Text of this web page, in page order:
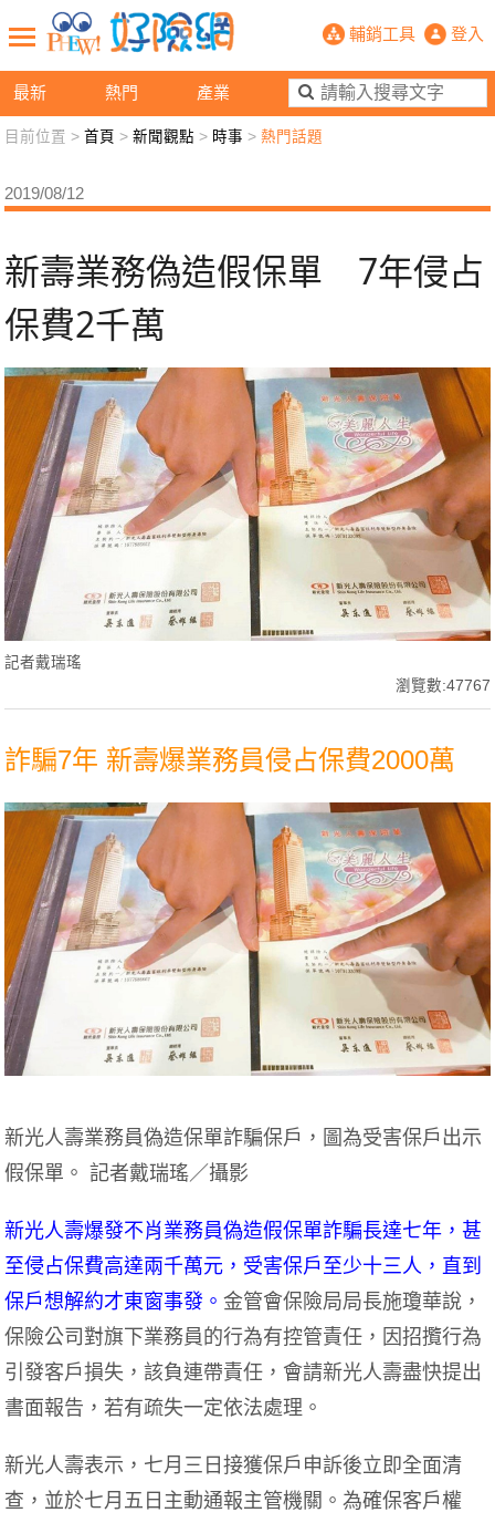
最新 熱門 產業
新壽業務偽造假保單 7年侵占保
輔銷工具 登入
新聞觀點 業務交流 好險懂生活
退休先準備 好險學堂 輔銷工具 活動專區
目前位置 >首頁 >新聞觀點 > 時事 >熱門話題
2019/08/12
新壽業務偽造假保單 7年侵占
保費2千萬
記者戴瑞瑤
瀏覽數:47767
詐騙7年 新壽爆業務員侵占保費2000萬
新光人壽業務員偽造保單詐騙保戶，圖為受害保戶出示
假保單。 記者戴瑞瑤／攝影
新光人壽爆發不肖業務員偽造假保單詐騙長達七年，甚
至侵占保費高達兩千萬元，受害保戶至少十三人，直到
保戶想解約才東窗事發。金管會保險局局長施瓊華說，
保險公司對旗下業務員的行為有控管責任，因招攬行為
引發客戶損失，該負連帶責任，會請新光人壽盡快提出
書面報告，若有疏失一定依法處理。
新光人壽表示，七月三日接獲保戶申訴後立即全面清
查，並於七月五日主動通報主管機關。為確保客戶權